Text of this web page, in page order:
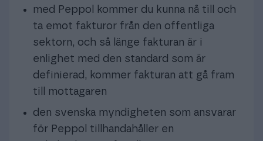
med Peppol kommer du kunna nå till och
ta emot fakturor från den offentliga
sektorn, och så länge fakturan är i
enlighet med den standard som är
definierad, kommer fakturan att gå fram
till mottagaren
den svenska myndigheten som ansvarar
för Peppol tillhandahåller en